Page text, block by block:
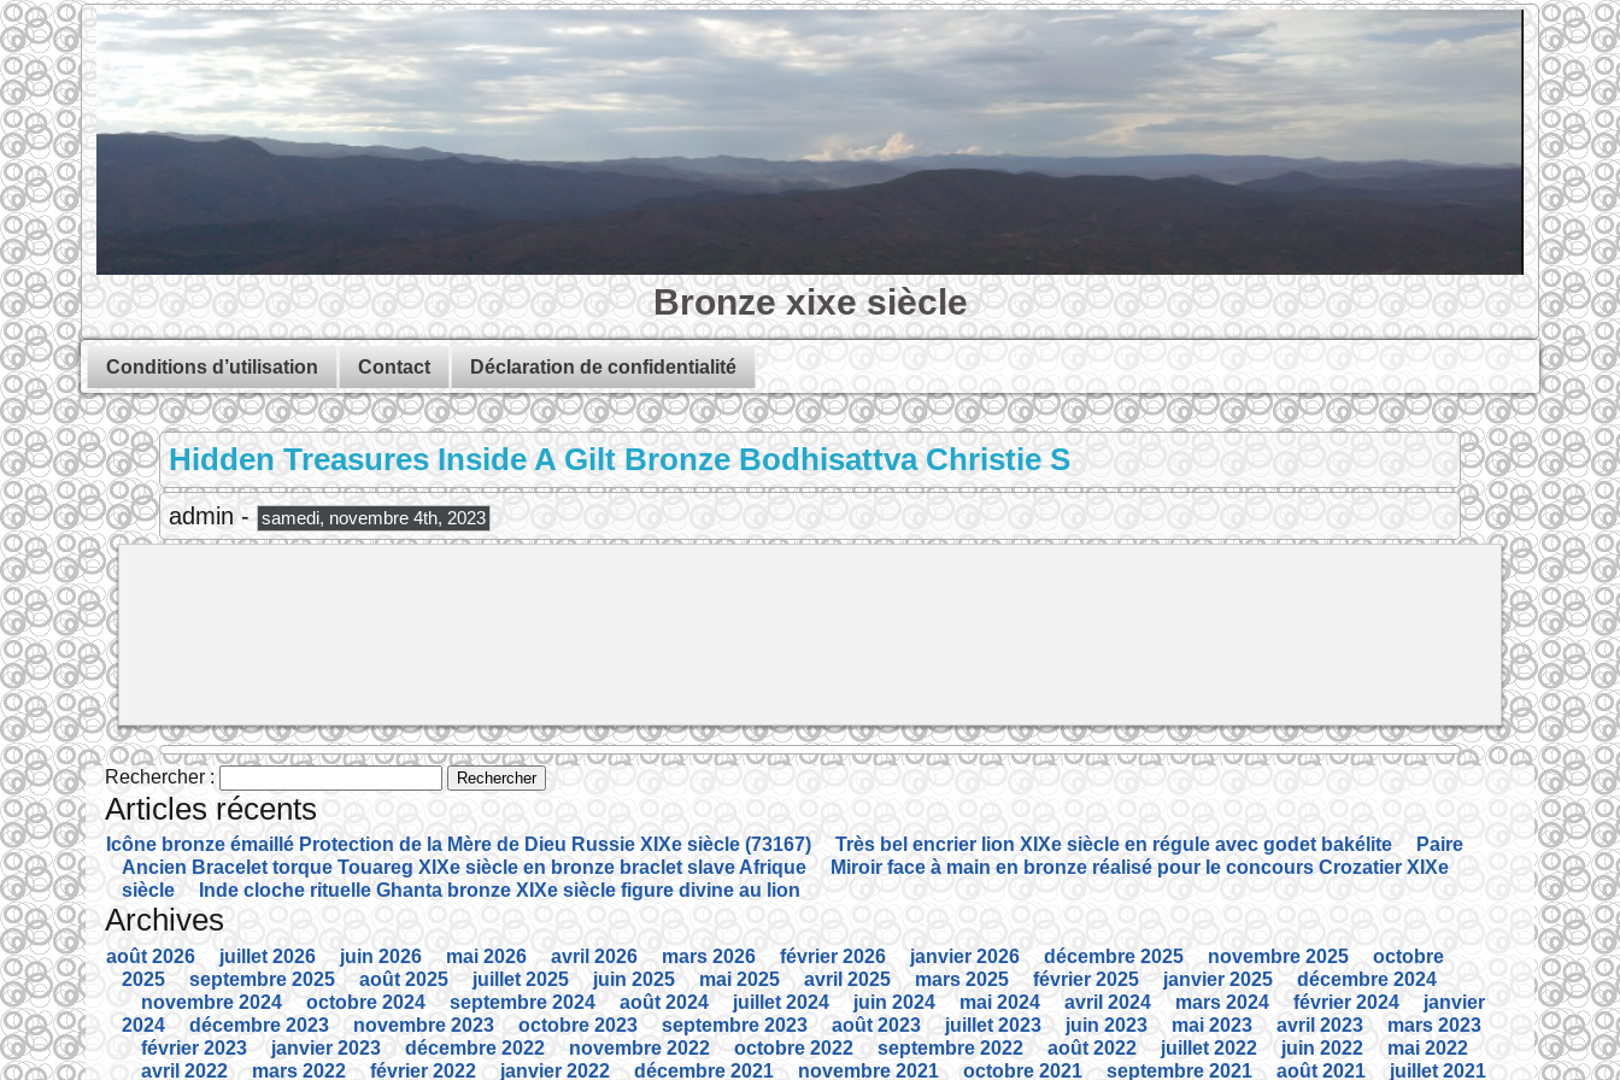
Bronze xixe siècle
Conditions d’utilisation Contact Déclaration de confidentialité
Hidden Treasures Inside A Gilt Bronze Bodhisattva Christie S
admin - samedi, novembre 4th, 2023
Rechercher :
Articles récents
Icône bronze émaillé Protection de la Mère de Dieu Russie XIXe siècle (73167) Très bel encrier lion XIXe siècle en régule avec godet bakélite
Paire
Ancien Bracelet torque Touareg XIXe siècle en bronze braclet slave Afrique
Miroir face à main en bronze réalisé pour le concours Crozatier XIXe
siècle
Inde cloche rituelle Ghanta bronze XIXe siècle figure divine au lion
Archives
août 2026 juillet 2026 juin 2026 mai 2026 avril 2026 mars 2026 février 2026 janvier 2026 décembre 2025 novembre 2025
octobre
2025
septembre 2025 août 2025 juillet 2025 juin 2025 mai 2025 avril 2025 mars 2025 février 2025 janvier 2025
décembre 2024
novembre 2024
octobre 2024 septembre 2024 août 2024 juillet 2024 juin 2024 mai 2024 avril 2024 mars 2024 février 2024
janvier
2024
décembre 2023 novembre 2023 octobre 2023 septembre 2023 août 2023 juillet 2023 juin 2023 mai 2023 avril 2023
mars 2023
février 2023
janvier 2023 décembre 2022 novembre 2022 octobre 2022 septembre 2022 août 2022 juillet 2022 juin 2022
mai 2022
avril 2022
mars 2022 février 2022 janvier 2022 décembre 2021 novembre 2021 octobre 2021 septembre 2021 août 2021 juillet 2021